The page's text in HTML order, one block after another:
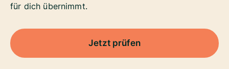
für dich übernimmt.
Jetzt prüfen